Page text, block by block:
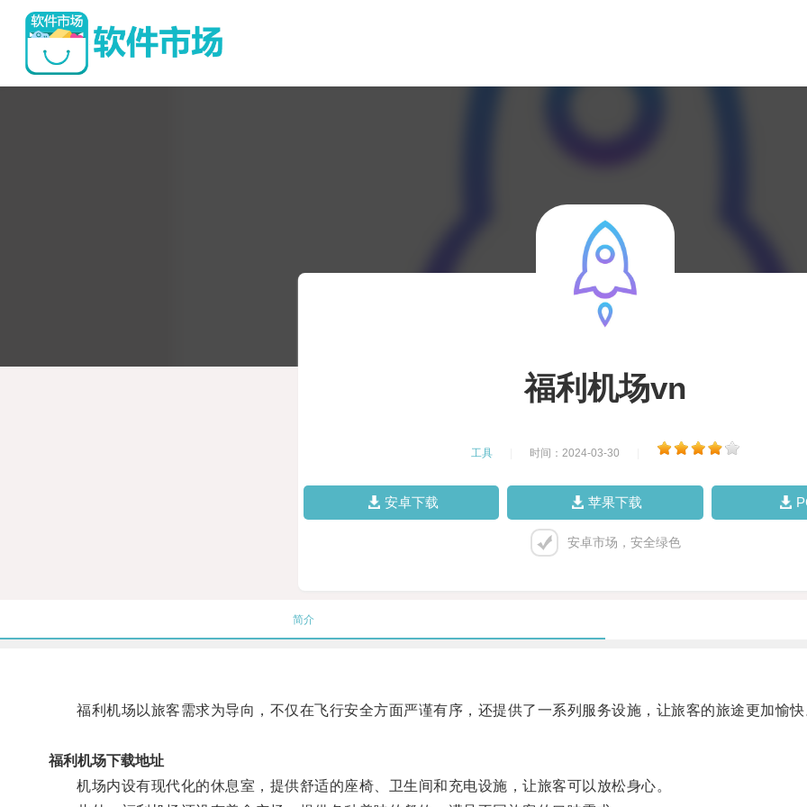
福利机场vn
工具 时间：2024-03-30
安卓下载 苹果下载
安卓市场，安全绿色
简介
福利机场以旅客需求为导向，不仅在飞行安全方面严谨有序，还提供了一系列服务设施，让旅客的旅途更加愉快
福利机场下载地址
机场内设有现代化的休息室，提供舒适的座椅、卫生间和充电设施，让旅客可以放松身心。